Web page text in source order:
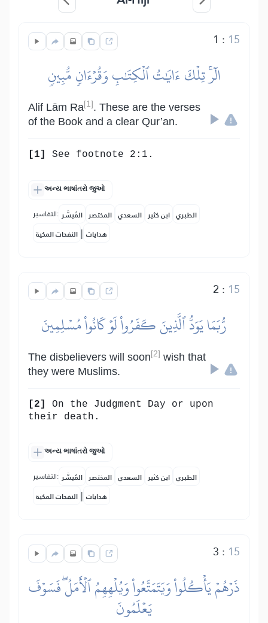
1 : 15
الٓرۚ تِلۡكَ ءَايَٰتُ ٱلۡكِتَٰبِ وَقُرۡءَانٖ مُّبِينٖ
Alif Lām Ra[1] . These are the verses
of the Book and a clear Qur’an.
[1] See footnote 2:1.
અન્ય ભાષાંતરો જુઓ
التفاسير: المُيسَّر المختصر السعدي ابن كثير الطبري
النفحات المكية | هدايات
2 : 15
رُّبَمَا يَوَدُّ ٱلَّذِينَ كَفَرُواْ لَوۡ كَانُواْ مُسۡلِمِينَ
The disbelievers will soon [2] wish that
they were Muslims.
[2]
On the Judgment Day or upon
their death.
અન્ય ભાષાંતરો જુઓ
التفاسير: المُيسَّر المختصر السعدي ابن كثير الطبري
النفحات المكية | هدايات
3 : 15
ذَرۡهُمۡ يَأۡكُلُواْ وَيَتَمَتَّعُواْ وَيُلۡهِهِمُ ٱلۡأَمَلُۖ فَسَوۡفَ
يَعۡلَمُونَ